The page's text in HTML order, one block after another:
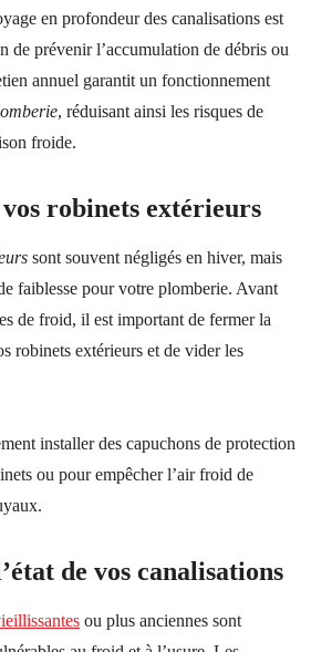
en profondeur des canalisations est
de prévenir l’accumulation de débris ou
annuel garantit un fonctionnement
, réduisant ainsi les risques de
froide.
robinets extérieurs
sont souvent négligés en hiver, mais
faiblesse pour votre plomberie. Avant
de froid, il est important de fermer la
robinets extérieurs et de vider les
installer des capuchons de protection
ou pourempêcher l’air froid de
de vos canalisations
ou plus anciennes sont